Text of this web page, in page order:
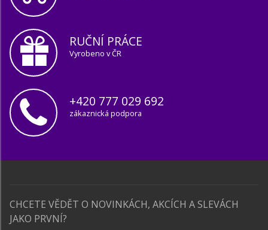
RUČNÍ PRÁCE
Vyrobeno v ČR
+420 777 029 692
zákaznická podpora
CHCETE VĚDĚT O NOVINKÁCH, AKCÍCH A SLEVÁCH
JAKO PRVNÍ?